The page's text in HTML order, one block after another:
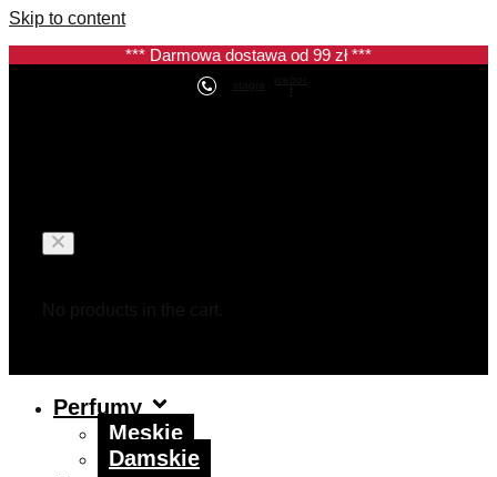
Skip to content
*** Darmowa dostawa od 99 zł ***
Perfumy
Męskie
Damskie